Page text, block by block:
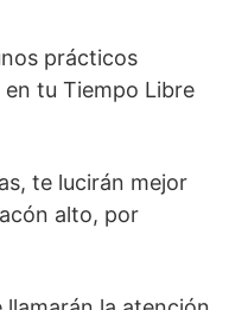
prácticos
tu Tiempo Libre
te lucirán mejor
alto, por